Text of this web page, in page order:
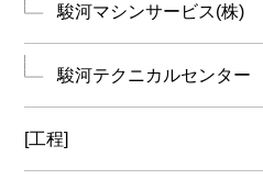
駿河マシンサービス(株)
駿河テクニカルセンター
[工程]